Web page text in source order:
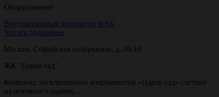
Оборудование:
Внутрипольный конвектор WSK
Читать подробнее
Москва, Софийская набережная, д. 36/10
ЖК "Царев сад"
Комплекс эксклюзивных апартаментов «Царев сад» состоит
из основного здания,...